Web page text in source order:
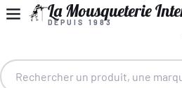
La Mousqueterie
DEPUIS 1983